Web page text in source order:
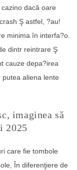
dacă oare
Ş astfel, ?au!
minima în interfa?o.
dintr reintrare Ş
cauze depa?irea
aliena lente
imaginea să
2025
care fie tombole
În diferenţiere de